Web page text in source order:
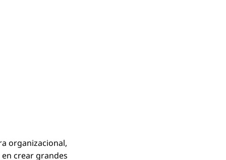
organizacional,
crear grandes